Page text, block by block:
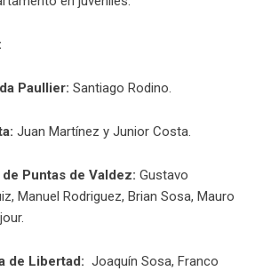
Paullier: Santiago Rodino.
Juan Martínez y Junior Costa.
Puntas de Valdez: Gustavo
Manuel Rodriguez, Brian Sosa, Mauro
de Libertad: Joaquín Sosa, Franco